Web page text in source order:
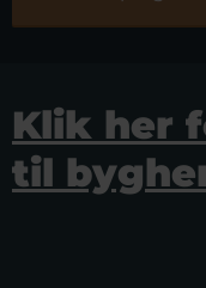
Klik her
til